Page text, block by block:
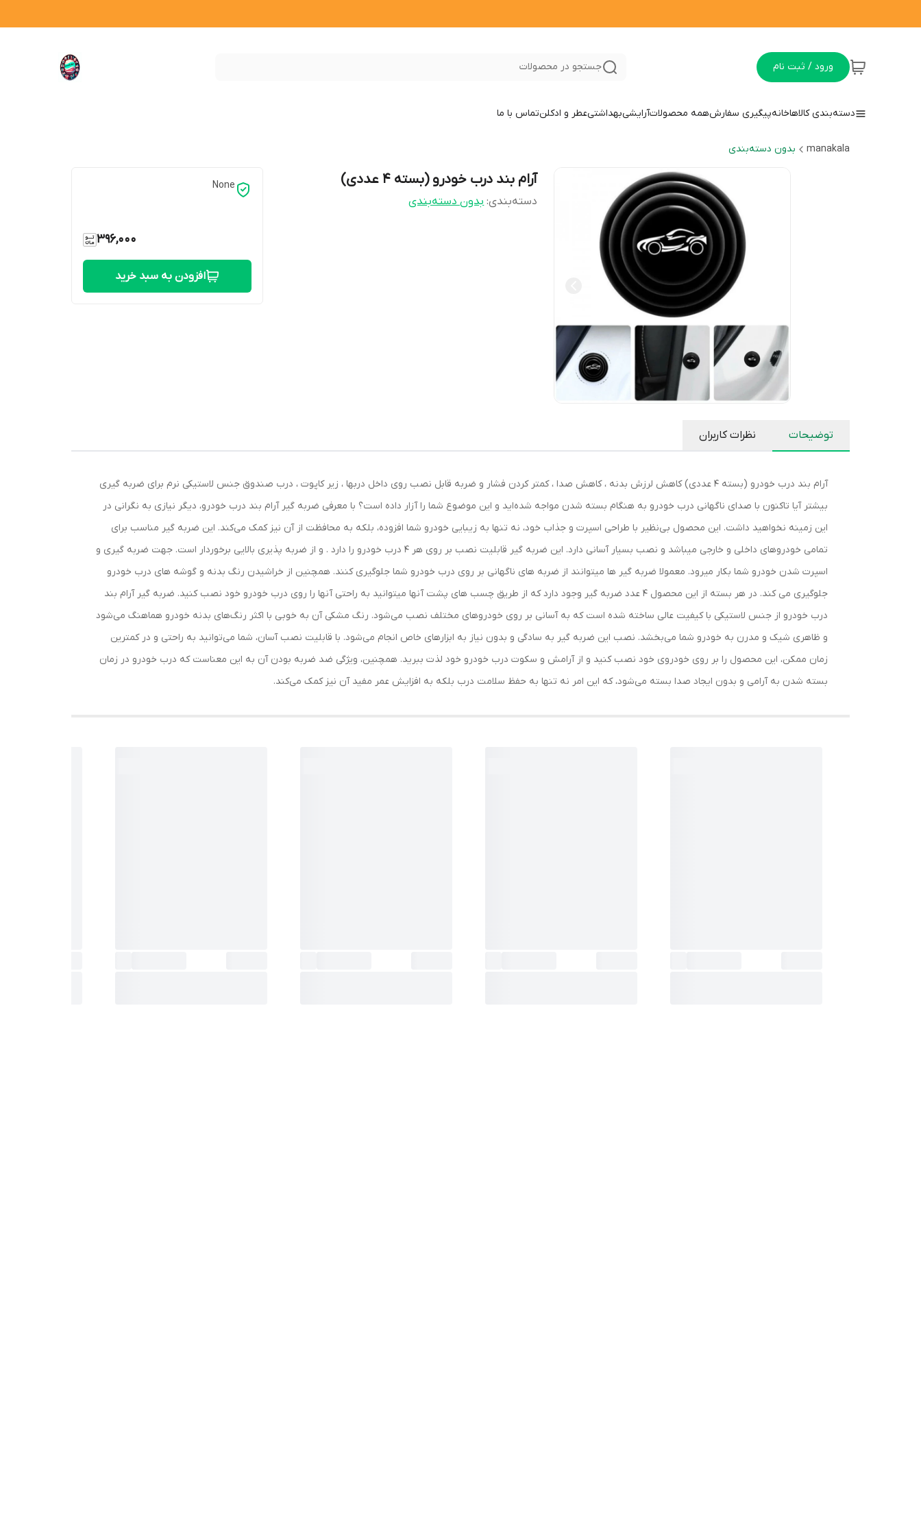
ورود / ثبت نام جستجو در محصولات
دسته‌بندی کالاهاخانهپیگیری سفارشهمه محصولاتآرایشیبهداشتیعطر و ادکلنتماس با ما
manakala بدون دسته‌بندی
آرام بند درب خودرو (بسته 4 عددی)
دسته‌بندی:بدون دسته‌بندی
None
396,000
افزودن به سبد خرید
توضیحات نظرات کاربران
آرام بند درب خودرو (بسته 4 عددی) کاهش لرزش بدنه ، کاهش صدا ، کمتر کردن فشار و ضربه قابل نصب روی داخل دربها ، زیر کاپوت ، درب صندوق جنس لاستیکی نرم برای ضربه گیری
بیشتر آیا تاکنون با صدای ناگهانی درب خودرو به هنگام بسته شدن مواجه شده‌اید و این موضوع شما را آزار داده است؟ با معرفی ضربه گیر آرام بند درب خودرو، دیگر نیازی به نگرانی در
این زمینه نخواهید داشت. این محصول بی‌نظیر با طراحی اسپرت و جذاب خود، نه تنها به زیبایی خودرو شما افزوده، بلکه به محافظت از آن نیز کمک می‌کند. این ضربه گیر مناسب برای
تمامی خودروهای داخلی و خارجی میباشد و نصب بسیار آسانی دارد. این ضربه گیر قابلیت نصب بر روی هر 4 درب خودرو را دارد . و از ضربه پذیری بالایی برخوردار است. جهت ضربه گیری و
اسپرت شدن خودرو شما بکار میرود. معمولا ضربه گیر ها میتوانند از ضربه های ناگهانی بر روی درب خودرو شما جلوگیری کنند. همچنین از خراشیدن رنگ بدنه و گوشه های درب خودرو
جلوگیری می کند. در هر بسته از این محصول 4 عدد ضربه گیر وجود دارد که از طریق چسب های پشت آنها میتوانید به راحتی آنها را روی درب خودرو خود نصب کنید. ضربه گیر آرام بند
درب خودرو از جنس لاستیکی با کیفیت عالی ساخته شده است که به آسانی بر روی خودروهای مختلف نصب می‌شود. رنگ مشکی آن به خوبی با اکثر رنگ‌های بدنه خودرو هماهنگ می‌شود
و ظاهری شیک و مدرن به خودرو شما می‌بخشد. نصب این ضربه گیر به سادگی و بدون نیاز به ابزارهای خاص انجام می‌شود. با قابلیت نصب آسان، شما می‌توانید به راحتی و در کمترین
زمان ممکن، این محصول را بر روی خودروی خود نصب کنید و از آرامش و سکوت درب خودرو خود لذت ببرید. همچنین، ویژگی ضد ضربه بودن آن به این معناست که درب خودرو در زمان
بسته شدن به آرامی و بدون ایجاد صدا بسته می‌شود، که این امر نه تنها به حفظ سلامت درب بلکه به افزایش عمر مفید آن نیز کمک می‌کند.